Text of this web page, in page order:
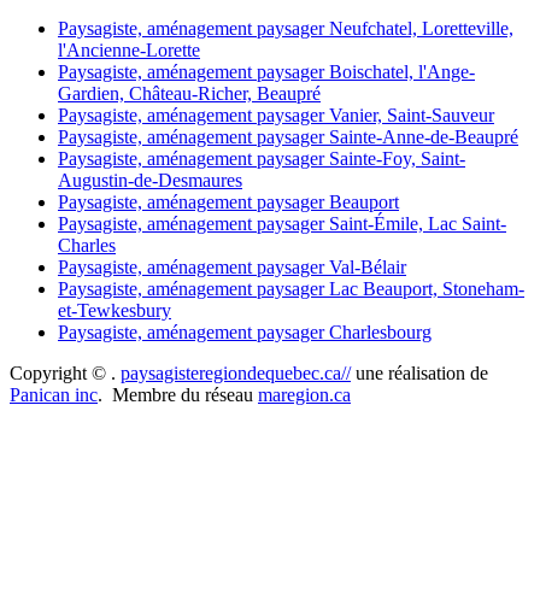
Paysagiste, aménagement paysager Neufchatel, Loretteville,
l'Ancienne-Lorette
Paysagiste, aménagement paysager Boischatel, l'Ange-
Gardien, Château-Richer, Beaupré
Paysagiste, aménagement paysager Vanier, Saint-Sauveur
Paysagiste, aménagement paysager Sainte-Anne-de-Beaupré
Paysagiste, aménagement paysager Sainte-Foy, Saint-
Augustin-de-Desmaures
Paysagiste, aménagement paysager Beauport
Paysagiste, aménagement paysager Saint-Émile, Lac Saint-
Charles
Paysagiste, aménagement paysager Val-Bélair
Paysagiste, aménagement paysager Lac Beauport, Stoneham-
et-Tewkesbury
Paysagiste, aménagement paysager Charlesbourg
Copyright © . paysagisteregiondequebec.ca//une réalisation de
Panican inc. Membre du réseau maregion.ca